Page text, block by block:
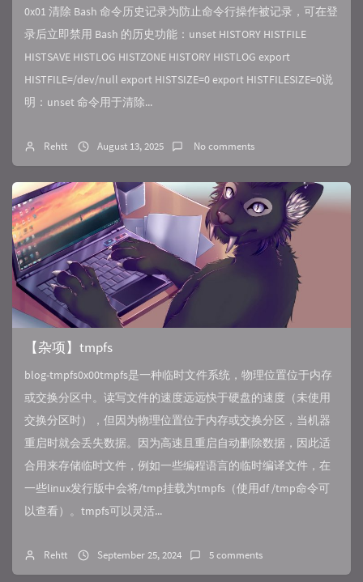
0x01 清除 Bash 命令历史记录为防止命令行操作被记录，可在登
录后立即禁用 Bash 的历史功能：unset HISTORY HISTFILE
HISTSAVE HISTLOG HISTZONE HISTORY HISTLOG export
HISTFILE=/dev/null export HISTSIZE=0 export HISTFILESIZE=0说
明：unset 命令用于清除...
Rehtt August 13, 2025 No comments
【杂项】tmpfs
blog-tmpfs0x00tmpfs是一种临时文件系统，物理位置位于内存
或交换分区中。读写文件的速度远远快于硬盘的速度（未使用
交换分区时），但因为物理位置位于内存或交换分区，当机器
重启时就会丢失数据。因为高速且重启自动删除数据，因此适
合用来存储临时文件，例如一些编程语言的临时编译文件，在
一些linux发行版中会将/tmp挂载为tmpfs（使用df /tmp命令可
以查看）。tmpfs可以灵活...
Rehtt September 25, 2024 5 comments